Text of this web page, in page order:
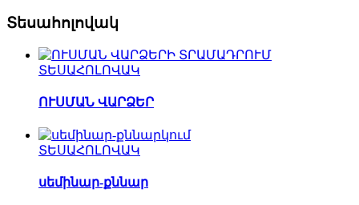
Տեսահոլովակ
ՏԵՍԱՀՈԼՈՎԱԿ
ՈՒՍՄԱՆ ՎԱՐՁԵՐ
ՏԵՍԱՀՈԼՈՎԱԿ
սեմինար-քննար